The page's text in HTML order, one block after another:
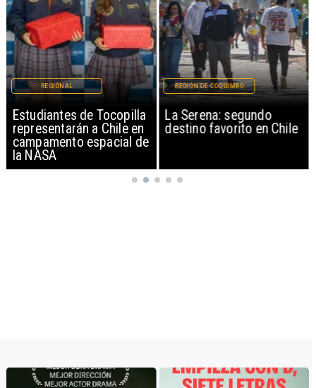
Estudiantes de Tocopilla
representarán a Chile en
campamento espacial de
la NASA
REGIONAL
La Serena: segundo
destino favorito en Chile
REGIÓN DE COQUIMBO